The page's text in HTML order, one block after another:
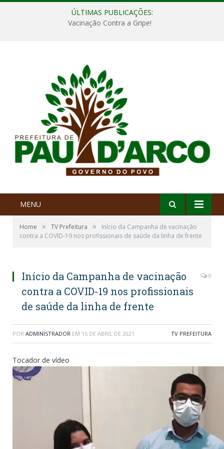
ÚLTIMAS PUBLICAÇÕES:
Vacinação Contra a Gripe!
MENU
Home » TV Prefeitura »
Início da Campanha de vacinação
contra a COVID-19 nos profissionais de saúde da linha de frente
Início da Campanha de vacinação
contra a COVID-19 nos profissionais
de saúde da linha de frente
0
POR ADMINISTRADOR EM 15 DE ABRIL DE 2021 TV PREFEITURA
Tocador de vídeo